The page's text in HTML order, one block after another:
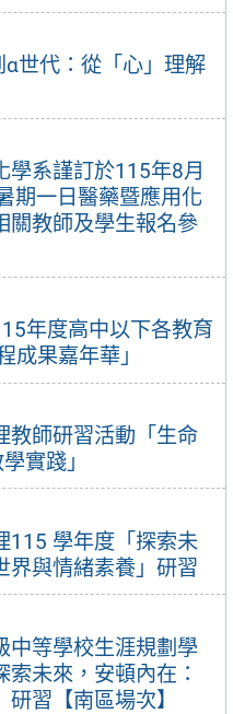
世代：從「心」理解
學系謹訂於115年8月
期一日醫藥暨應用化
關教師及學生報名參
年度高中以下各教育
成果嘉年華」
教師研習活動「生命
實踐」
115 學年度「探索未
界與情緒素養」研習
中等學校生涯規劃學
未來，安頓內在：
習【南區場次】